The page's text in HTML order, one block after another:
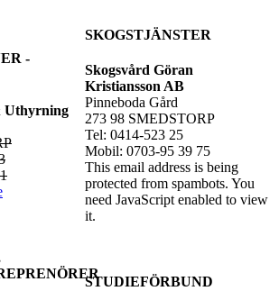
SKOGSTJÄNSTER
Skogsvård Göran
Kristiansson AB
Pinneboda Gård
273 98 SMEDSTORP
Tel: 0414-523 25
Mobil: 0703-95 39 75
This email address is being
protected from spambots. You
need JavaScript enabled to view
it.
STUDIEFÖRBUND
-
Uthyrning